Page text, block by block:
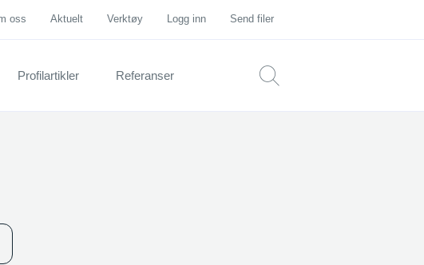
oss Aktuelt Verktøy Logg inn Send filer
Profilartikler Referanser